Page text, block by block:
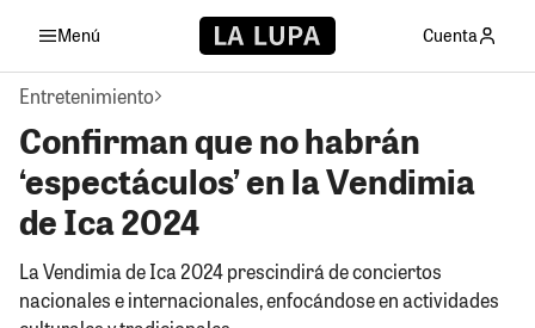
Menú Cuenta
Entretenimiento
Confirman que no habrán
‘espectáculos’ en la Vendimia
de Ica 2024
La Vendimia de Ica 2024 prescindirá de conciertos
nacionales e internacionales, enfocándose en actividades